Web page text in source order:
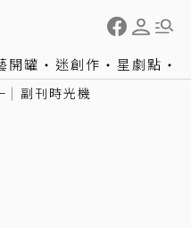
開罐 迷創作 星劇點
副刊時光機